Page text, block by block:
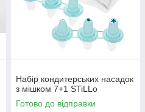
Набір кондитерських насадок
з мішком 7+1 STiLLo
Готово до відправки